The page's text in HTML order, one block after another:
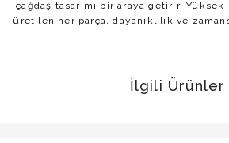
çağdaş tasarımı bir araya getirir.
üretilen her parça, dayanıklılık ve
İlgili Ürünler